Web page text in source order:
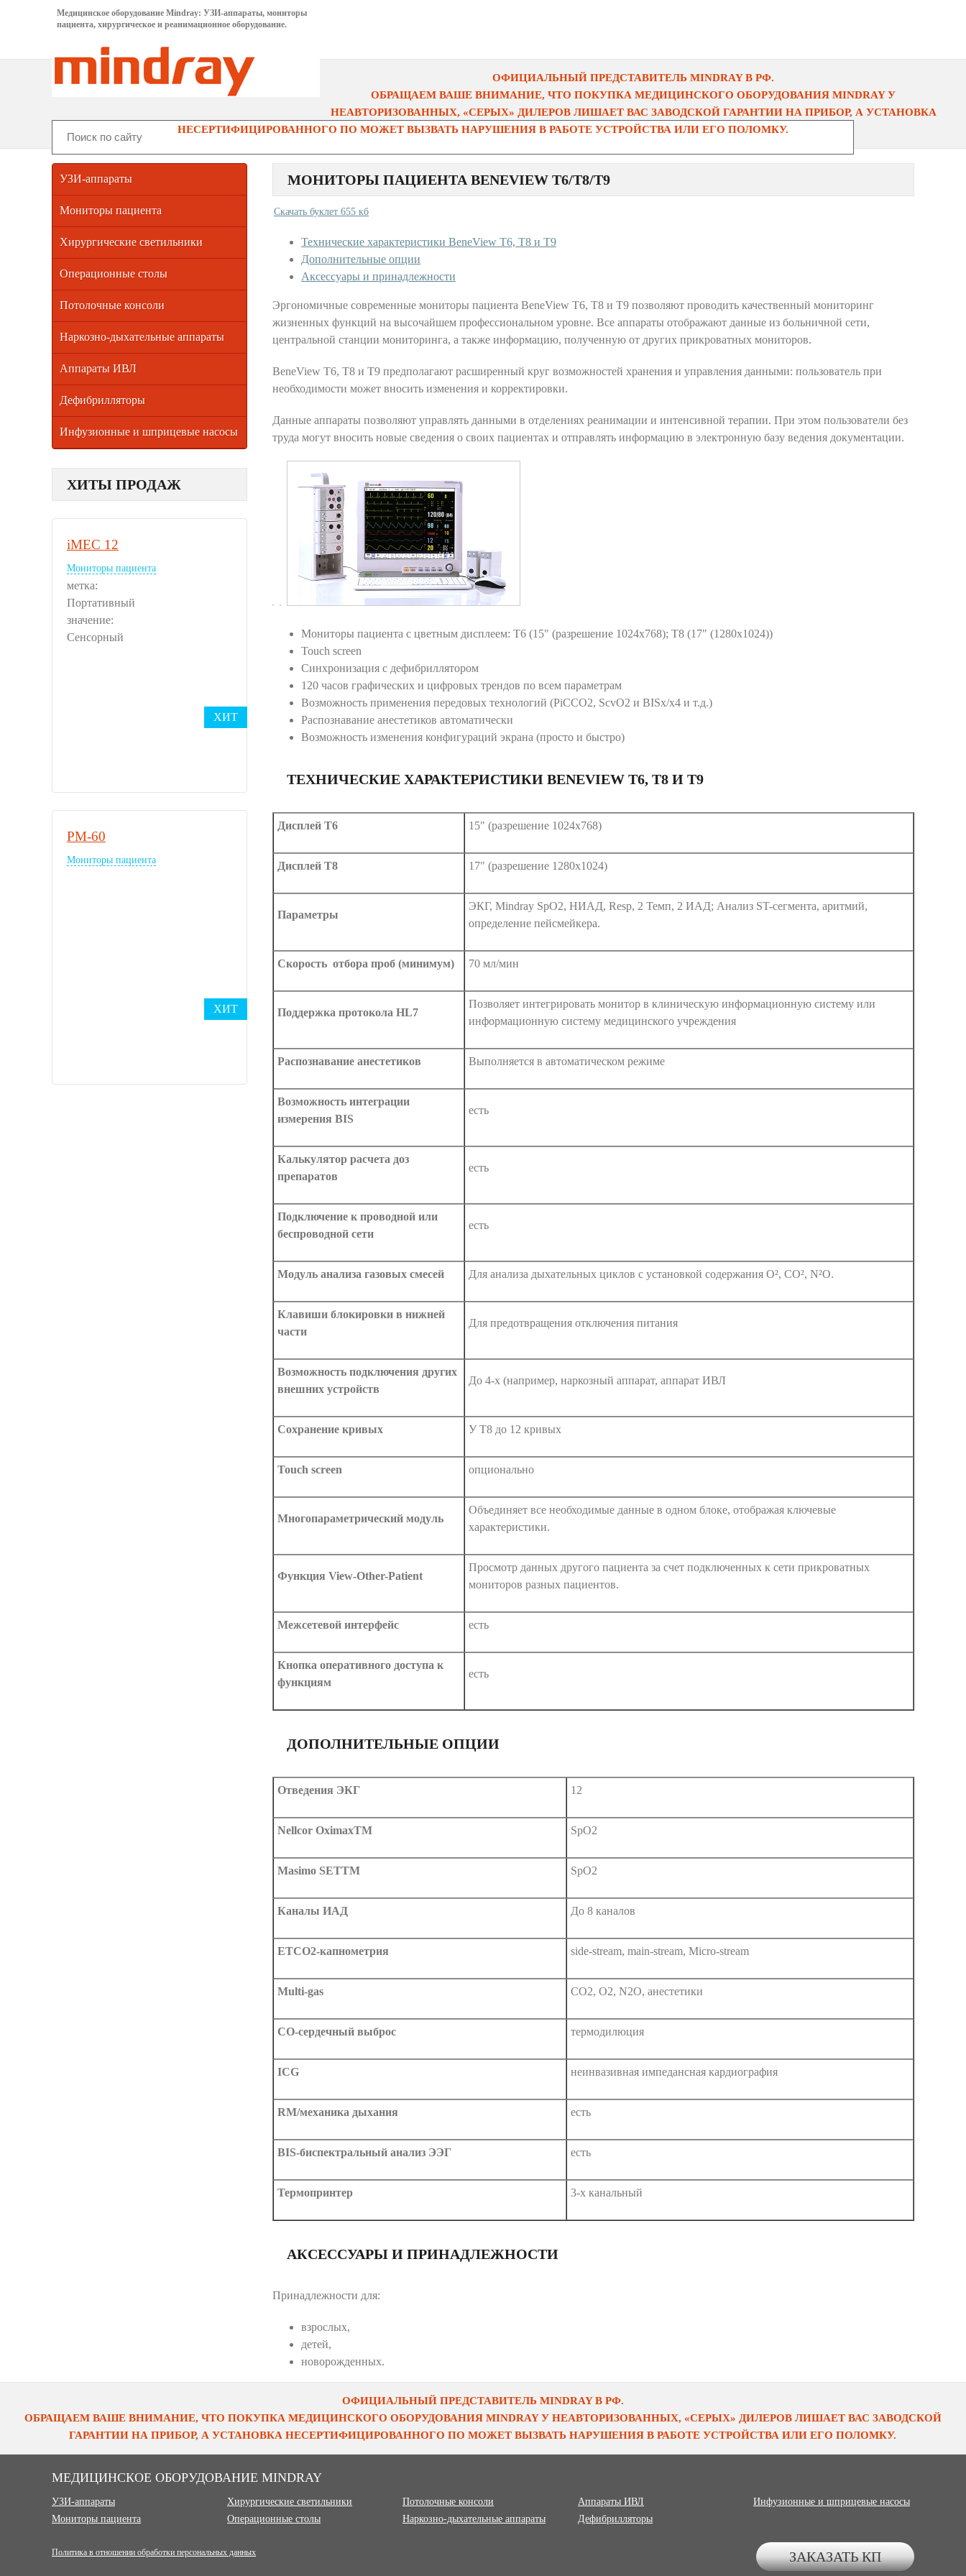
Медицинское оборудование Mindray: УЗИ-аппараты, мониторы
пациента, хирургическое и реанимационное оборудование.
ОФИЦИАЛЬНЫЙ ПРЕДСТАВИТЕЛЬ MINDRAY В РФ.
ОБРАЩАЕМ ВАШЕ ВНИМАНИЕ, ЧТО ПОКУПКА МЕДИЦИНСКОГО ОБОРУДОВАНИЯ MINDRAY У
НЕАВТОРИЗОВАННЫХ, «СЕРЫХ» ДИЛЕРОВ ЛИШАЕТ ВАС ЗАВОДСКОЙ ГАРАНТИИ НА ПРИБОР, А УСТАНОВКА
НЕСЕРТИФИЦИРОВАННОГО ПО МОЖЕТ ВЫЗВАТЬ НАРУШЕНИЯ В РАБОТЕ УСТРОЙСТВА ИЛИ ЕГО ПОЛОМКУ.
УЗИ-аппараты
Мониторы пациента
Хирургические светильники
Операционные столы
Потолочные консоли
Наркозно-дыхательные аппараты
Аппараты ИВЛ
Дефибрилляторы
Инфузионные и шприцевые насосы
ХИТЫ ПРОДАЖ
iMEC 12
ХИТ
Мониторы пациента
метка:
Портативный
значение:
Сенсорный
PM-60
ХИТ
Мониторы пациента
МОНИТОРЫ ПАЦИЕНТА BENEVIEW T6/T8/T9
Скачать буклет 655 кб
Технические характеристики BeneView T6, T8 и T9
Дополнительные опции
Аксессуары и принадлежности
Эргономичные современные мониторы пациента BeneView T6, T8 и T9 позволяют проводить качественный мониторинг
жизненных функций на высочайшем профессиональном уровне. Все аппараты отображают данные из больничной сети,
центральной станции мониторинга, а также информацию, полученную от других прикроватных мониторов.
BeneView T6, T8 и T9 предполагают расширенный круг возможностей хранения и управления данными: пользователь при
необходимости может вносить изменения и корректировки.
Данные аппараты позволяют управлять данными в отделениях реанимации и интенсивной терапии. При этом пользователи без
труда могут вносить новые сведения о своих пациентах и отправлять информацию в электронную базу ведения документации.
Мониторы пациента с цветным дисплеем: T6 (15" (разрешение 1024x768); T8 (17" (1280х1024))
Touch screen
Синхронизация с дефибриллятором
120 часов графических и цифровых трендов по всем параметрам
Возможность применения передовых технологий (PiCCO2, ScvO2 и BISx/x4 и т.д.)
Распознавание анестетиков автоматически
Возможность изменения конфигураций экрана (просто и быстро)
ТЕХНИЧЕСКИЕ ХАРАКТЕРИСТИКИ BENEVIEW T6, T8 И T9
Дисплей T6 15" (разрешение 1024x768)
Дисплей Т8 17" (разрешение 1280х1024)
Параметры
ЭКГ, Mindray SpO2, НИАД, Resp, 2 Темп, 2 ИАД; Анализ ST-сегмента, аритмий,
определение пейсмейкера.
Скорость отбора проб (минимум) 70 мл/мин
Поддержка протокола HL7
Позволяет интегрировать монитор в клиническую информационную систему или
информационную систему медицинского учреждения
Распознавание анестетиков Выполняется в автоматическом режиме
Возможность интеграции
измерения BIS
есть
Калькулятор расчета доз
препаратов
есть
Подключение к проводной или
беспроводной сети
есть
Модуль анализа газовых смесей Для анализа дыхательных циклов с установкой содержания O², CO², N²O.
Клавиши блокировки в нижней
части
Для предотвращения отключения питания
Возможность подключения других
внешних устройств
До 4-х (например, наркозный аппарат, аппарат ИВЛ
Сохранение кривых У Т8 до 12 кривых
Touch screen опционально
Многопараметрический модуль
Объединяет все необходимые данные в одном блоке, отображая ключевые
характеристики.
Функция View-Other-Patient
Просмотр данных другого пациента за счет подключенных к сети прикроватных
мониторов разных пациентов.
Межсетевой интерфейс есть
Кнопка оперативного доступа к
функциям
есть
ДОПОЛНИТЕЛЬНЫЕ ОПЦИИ
Отведения ЭКГ 12
Nellcor OximaxTM SpO2
Masimo SETTM SpO2
Каналы ИАД До 8 каналов
ETCO2-капнометрия side-stream, main-stream, Micro-stream
Multi-gas CO2, O2, N2O, анестетики
CO-сердечный выброс термодилюция
ICG неинвазивная импедансная кардиография
RM/механика дыхания есть
BIS-биспектральный анализ ЭЭГ есть
Термопринтер 3-х канальный
АКСЕССУАРЫ И ПРИНАДЛЕЖНОСТИ
Принадлежности для:
взрослых,
детей,
новорожденных.
ОФИЦИАЛЬНЫЙ ПРЕДСТАВИТЕЛЬ MINDRAY В РФ.
ОБРАЩАЕМ ВАШЕ ВНИМАНИЕ, ЧТО ПОКУПКА МЕДИЦИНСКОГО ОБОРУДОВАНИЯ MINDRAY У НЕАВТОРИЗОВАННЫХ, «СЕРЫХ» ДИЛЕРОВ ЛИШАЕТ ВАС ЗАВОДСКОЙ
ГАРАНТИИ НА ПРИБОР, А УСТАНОВКА НЕСЕРТИФИЦИРОВАННОГО ПО МОЖЕТ ВЫЗВАТЬ НАРУШЕНИЯ В РАБОТЕ УСТРОЙСТВА ИЛИ ЕГО ПОЛОМКУ.
МЕДИЦИНСКОЕ ОБОРУДОВАНИЕ MINDRAY
УЗИ-аппараты
Мониторы пациента
Хирургические светильники
Операционные столы
Потолочные консоли
Наркозно-дыхательные аппараты
Аппараты ИВЛ
Дефибрилляторы
Инфузионные и шприцевые насосы
Политика в отношении обработки персональных данных ЗАКАЗАТЬ КП